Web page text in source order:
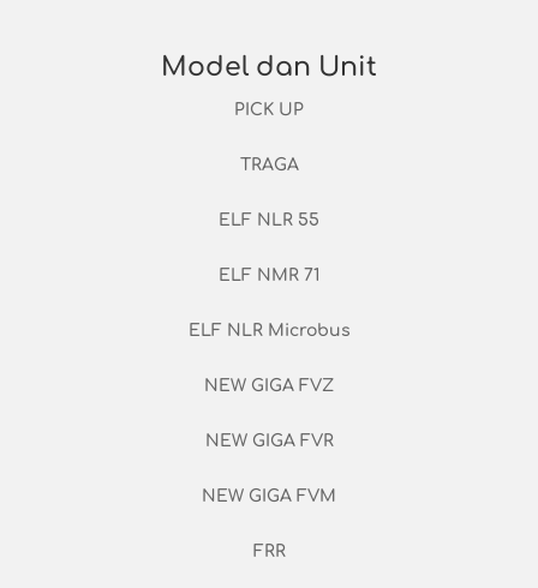
Model dan Unit
PICK UP
TRAGA
ELF NLR 55
ELF NMR 71
ELF NLR Microbus
NEW GIGA FVZ
NEW GIGA FVR
NEW GIGA FVM
FRR